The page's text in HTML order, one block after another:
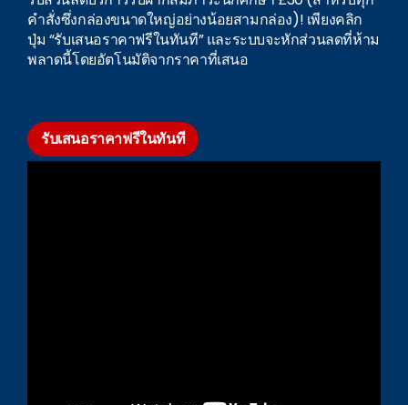
คำสั่งซึ่งกล่องขนาดใหญ่อย่างน้อยสามกล่อง)! เพียงคลิก
ปุ่ม “รับเสนอราคาฟรีในทันที” และระบบจะหักส่วนลดที่ห้าม
พลาดนี้โดยอัตโนมัติจากราคาที่เสนอ
รับเสนอราคาฟรีในทันที